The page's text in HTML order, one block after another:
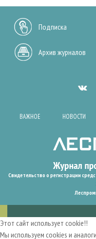
Подписка
Архив журналов
ВАЖНОЕ НОВОСТИ
Свидетельство о регистрации
Этот сайт использует cookie!!
Мы используем cookies и